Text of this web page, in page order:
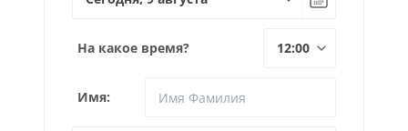
На какое время?
Имя: